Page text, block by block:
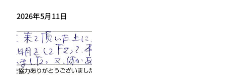
2026年5月11日